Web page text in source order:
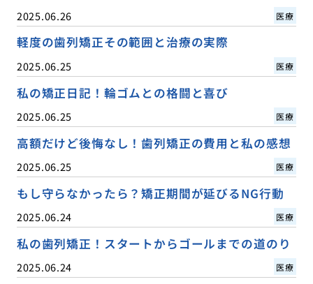
2025.06.26 医療
軽度の歯列矯正その範囲と治療の実際
2025.06.25 医療
私の矯正日記！輪ゴムとの格闘と喜び
2025.06.25 医療
高額だけど後悔なし！歯列矯正の費用と私の感想
2025.06.25 医療
もし守らなかったら？矯正期間が延びるNG行動
2025.06.24 医療
私の歯列矯正！スタートからゴールまでの道のり
2025.06.24 医療